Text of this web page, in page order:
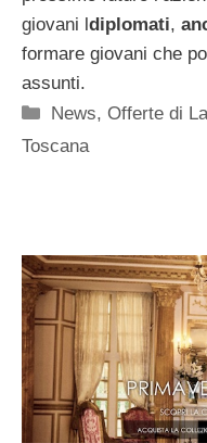
giovani ldiplomati,
formare giovani che
assunti.
Categorie
News,Offerte di
Toscana